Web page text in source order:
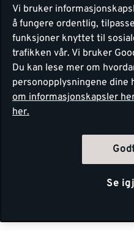
Vi bruker
å fungere ordentlig,
funksjoner knyttet til
trafikken vår. Vi bruker
Du kan lese mer om
personopplysningene dine
om informasjonskapsler
her.
Se